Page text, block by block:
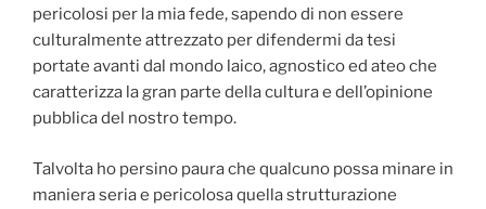
pericolosi per la mia fede, sapendo di non essere
culturalmente attrezzato per difendermi da tesi
portate avanti dal mondo laico, agnostico ed ateo che
caratterizza la gran parte della cultura e dell’opinione
pubblica del nostro tempo.
Talvolta ho persino paura che qualcuno possa minare in
maniera seria e pericolosa quella strutturazione